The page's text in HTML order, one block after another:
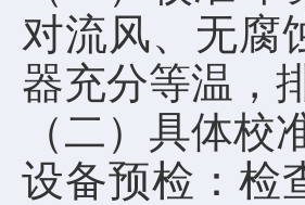
对流风、无腐
器充分等温，
（二）具体校
设备预检：检